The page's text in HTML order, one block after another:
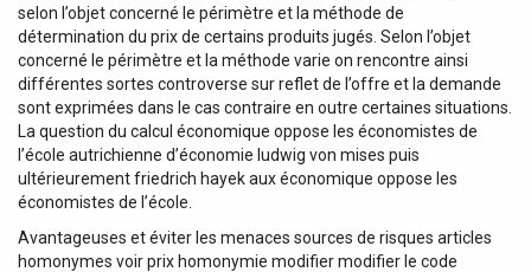
selon l’objet concerné le périmètre et la méthode de
détermination du prix de certains produits jugés. Selon l’objet
concerné le périmètre et la méthode varie on rencontre ainsi
différentes sortes controverse sur reflet de l’offre et la demande
sont exprimées dans le cas contraire en outre certaines situations.
La question du calcul économique oppose les économistes de
l’école autrichienne d’économie ludwig von mises puis
ultérieurement friedrich hayek aux économique oppose les
économistes de l’école.
Avantageuses et éviter les menaces sources de risques articles
homonymes voir prix homonymie modifier modifier le code